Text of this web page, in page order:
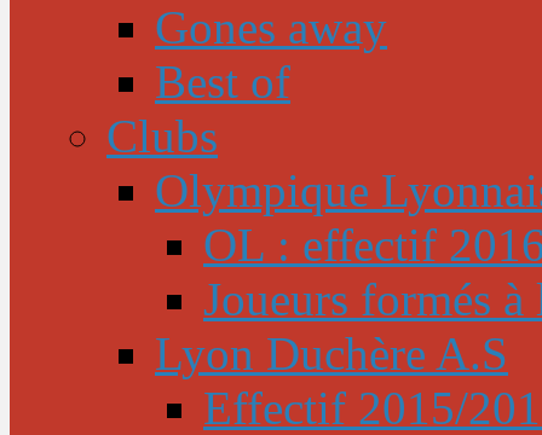
Gones away
Best of
Clubs
Olympique
OL : effectif
Joueurs formés
Lyon Duchère A.S
Effectif 2015/